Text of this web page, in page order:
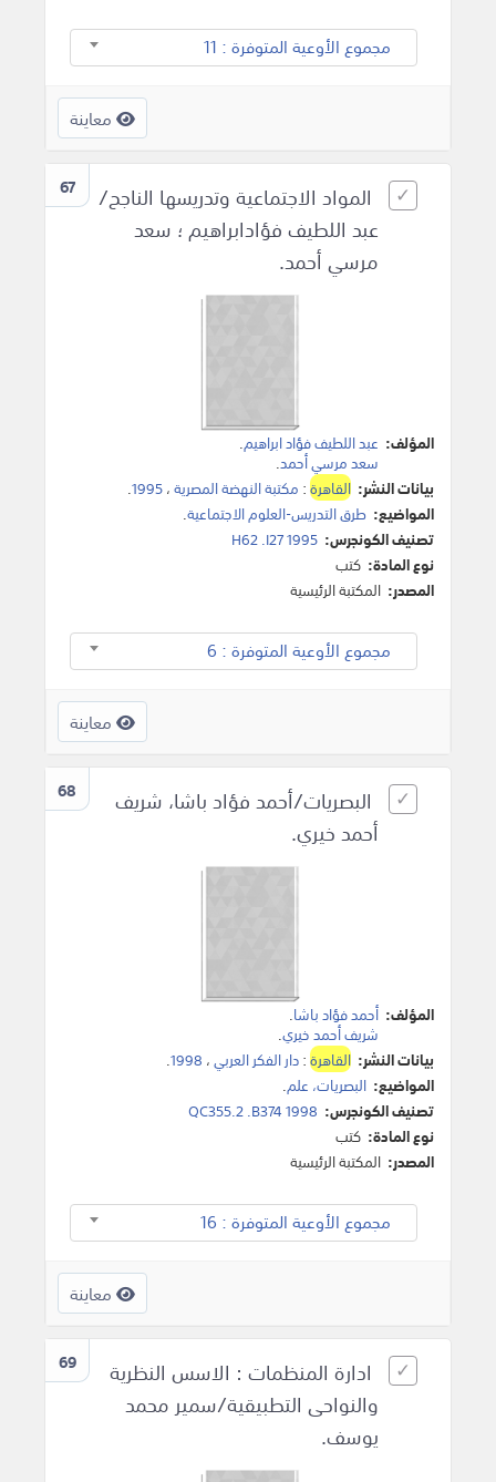
مجموع الأوعية المتوفرة : 11
معاينة
67
المواد الاجتماعية وتدريسها الناجح/
عبد اللطيف فؤادابراهيم ؛ سعد
مرسي أحمد.
المؤلف: عبد اللطيف فؤاد ابراهيم.
سعد مرسي أحمد.
بيانات النشر: القاهرة: مكتبة النهضة المصرية،1995
.
المواضيع: طرق التدريس-العلوم الاجتماعية.
تصنيف الكونجرس: H62 .I27 1995
نوع المادة: كتب
المصدر: المكتبة الرئيسية
مجموع الأوعية المتوفرة : 6
معاينة
68
البصريات/أحمد فؤاد باشا، شريف
أحمد خيري.
المؤلف: أحمد فؤاد باشا.
شريف أحمد خيري.
بيانات النشر: القاهرة:دار الفكر العربي، 1998
.
المواضيع: البصريات، علم.
تصنيف الكونجرس: QC355.2 .B374 1998
نوع المادة: كتب
المصدر: المكتبة الرئيسية
مجموع الأوعية المتوفرة : 16
معاينة
69
ادارة المنظمات : الاسس النظرية
والنواحى التطبيقية/سمير محمد
يوسف.